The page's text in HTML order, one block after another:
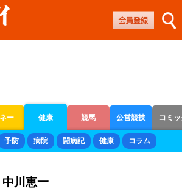
ー 健康 競馬 公営競技 コミ
オートレース
予防 病院 闘病記 健康 コラム
中川恵一